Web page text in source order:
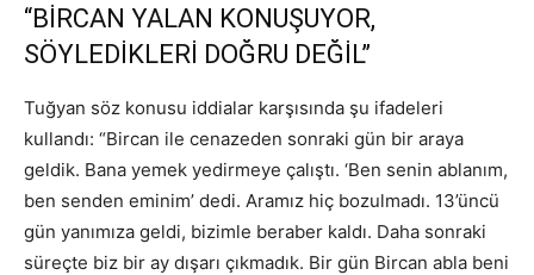
“BİRCAN YALAN KONUŞUYOR,
SÖYLEDİKLERİ DOĞRU DEĞİL”
Tuğyan söz konusu iddialar karşısında şu ifadeleri
kullandı: “Bircan ile cenazeden sonraki gün bir araya
geldik. Bana yemek yedirmeye çalıştı. ‘Ben senin ablanım,
ben senden eminim’ dedi. Aramız hiç bozulmadı. 13’üncü
gün yanımıza geldi, bizimle beraber kaldı. Daha sonraki
süreçte biz bir ay dışarı çıkmadık. Bir gün Bircan abla beni